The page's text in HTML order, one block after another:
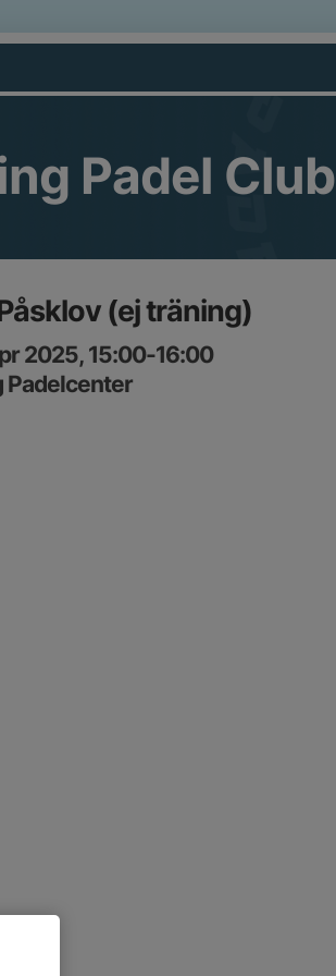
Padel Club
(ej träning)
2025, 15:00-16:00
Padelcenter